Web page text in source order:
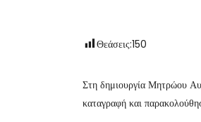
Θεάσεις:150
Στη δημιουργία Μητρώου
καταγραφή και